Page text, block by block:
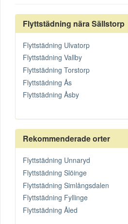
Flyttstädning nära Sällstorp
Flyttstädning Ulvatorp
Flyttstädning Vallby
Flyttstädning Torstorp
Flyttstädning Ås
Flyttstädning Åsby
Rekommenderade orter
Flyttstädning Unnaryd
Flyttstädning Slöinge
Flyttstädning Simlångsdalen
Flyttstädning Fyllinge
Flyttstädning Åled